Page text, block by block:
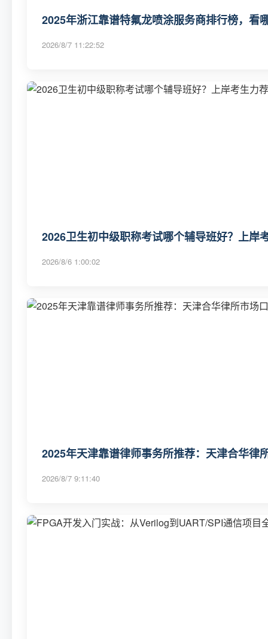
2025年浙江靠谱特氟龙喷涂服务商排行榜，看
2026/8/7 11:22:52
2026卫生初中级职称考试哪个辅导班好？上岸
2026/8/6 1:00:02
2025年天津靠谱律师事务所推荐：天津合华律
2026/8/7 9:11:40